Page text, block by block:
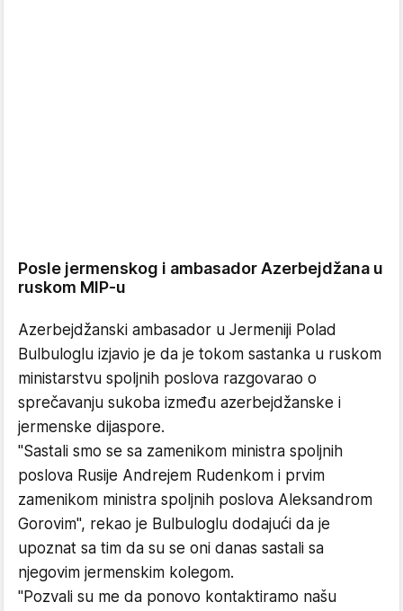
Posle jermenskog i ambasador Azerbejdžana u
ruskom MIP-u
Azerbejdžanski ambasador u Jermeniji Polad
Bulbuloglu izjavio je da je tokom sastanka u ruskom
ministarstvu spoljnih poslova razgovarao o
sprečavanju sukoba između azerbejdžanske i
jermenske dijaspore.
"Sastali smo se sa zamenikom ministra spoljnih
poslova Rusije Andrejem Rudenkom i prvim
zamenikom ministra spoljnih poslova Aleksandrom
Gorovim", rekao je Bulbuloglu dodajući da je
upoznat sa tim da su se oni danas sastali sa
njegovim jermenskim kolegom.
"Pozvali su me da ponovo kontaktiramo našu